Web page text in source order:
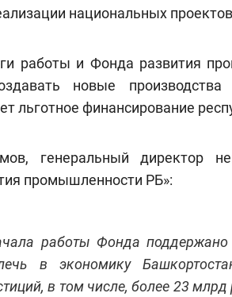
национальных
работы и Фонда развития
новые
льготное финансирование
генеральный директор
промышленности РБ»:
работы Фонда поддержано
в экономику
в том числе, более 23